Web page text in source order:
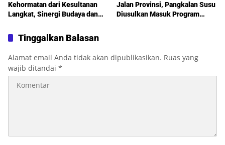
Kehormatan dari Kesultanan
Langkat, Sinergi Budaya dan
Diperkuat
Jalan Provinsi, Pangkalan Susu
Diusulkan Masuk Program
Tinggalkan Balasan
Alamat email Anda tidak akan dipublikasikan. Ruas yang
wajib ditandai *